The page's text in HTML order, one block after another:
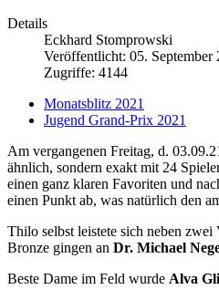
Details
Eckhard Stomprowski
Veröffentlicht: 05. September
Zugriffe: 4144
Monatsblitz 2021
Jugend Grand-Prix 2021
Am vergangenen Freitag, d.
ähnlich, sondern exakt mit 24
einen ganz klaren Favoriten und
einen Punkt ab, was natürlich den
Thilo selbst leistete sich neben
Bronze gingen an Dr. Michael
Beste Dame im Feld wurde Alva